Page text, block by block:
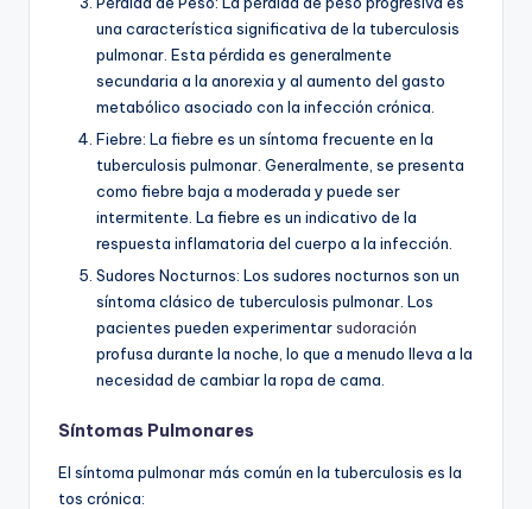
una característica significativa de la tuberculosis
pulmonar. Esta pérdida es generalmente
secundaria a la anorexia y al aumento del gasto
metabólico asociado con la infección crónica.
Fiebre: La fiebre es un síntoma frecuente en la
tuberculosis pulmonar. Generalmente, se presenta
como fiebre baja a moderada y puede ser
intermitente. La fiebre es un indicativo de la
respuesta inflamatoria del cuerpo a la infección.
Sudores Nocturnos: Los sudores nocturnos son un
síntoma clásico de tuberculosis pulmonar. Los
pacientes pueden experimentarsudoración
profusa durante la noche, lo que a menudo lleva a la
necesidad de cambiar la ropa de cama.
Síntomas Pulmonares
El síntoma pulmonar más común en la tuberculosis es la
tos crónica: